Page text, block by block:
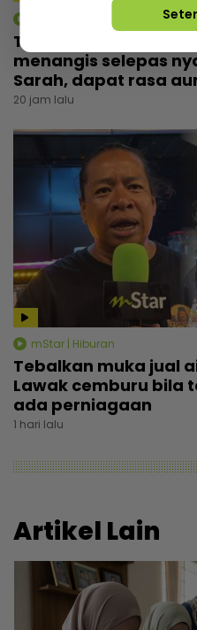
Tiada orang tahu
menangis selepas
Sarah, dapat rasa
20 jam lalu
mStar | Hiburan
Tebalkan muka jual
Lawak cemburu bila
ada perniagaan
1 hari lalu
Artikel Lain